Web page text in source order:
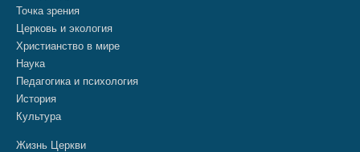
Точка зрения
Церковь и экология
Христианство в мире
Наука
Педагогика и психология
История
Культура
Жизнь Церкви